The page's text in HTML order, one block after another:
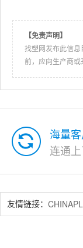
【免责声明】
找塑网发布此信
前，应向生产商或
海量
连通
友情链接：